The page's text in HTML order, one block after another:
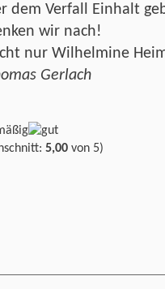
dem Verfall Einhalt
wir nach!
nur Wilhelmine
Gerlach
5,00 von 5)